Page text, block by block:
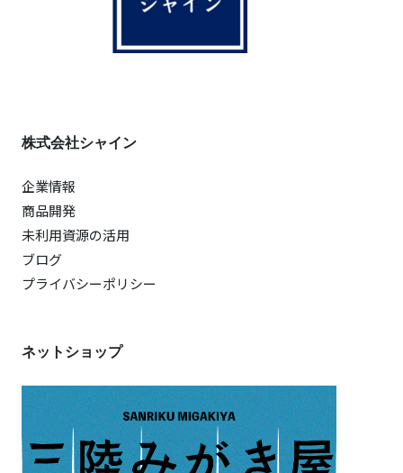
株式会社シャイン
企業情報
商品開発
未利用資源の活用
ブログ
プライバシーポリシー
ネットショップ